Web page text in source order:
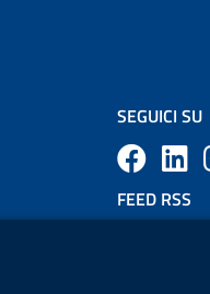
SEGUICI SU
F
a
L
FEED RSS